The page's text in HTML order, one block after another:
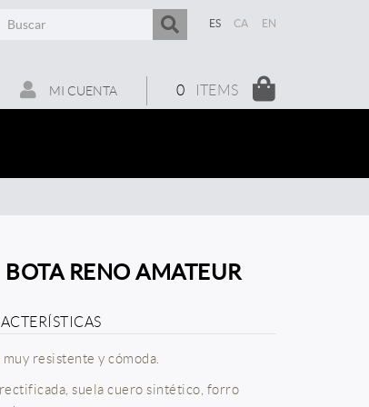
ES CA EN
0 ITEMS
MI CUENTA
BOTA RENO AMATEUR
muy resistente y cómoda.
suela cuero sintético, forro